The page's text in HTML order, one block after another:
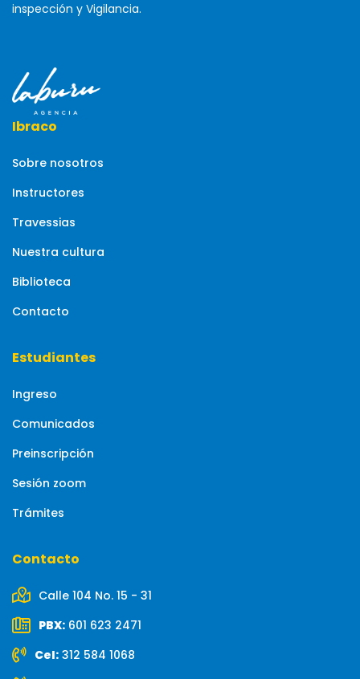
inspección y Vigilancia.
Ibraco
Sobre nosotros
Instructores
Travessias
Nuestra cultura
Biblioteca
Contacto
Estudiantes
Ingreso
Comunicados
Preinscripción
Sesión zoom
Trámites
Contacto
Calle 104 No. 15 - 31
PBX: 601 623 2471
Cel: 312 584 1068